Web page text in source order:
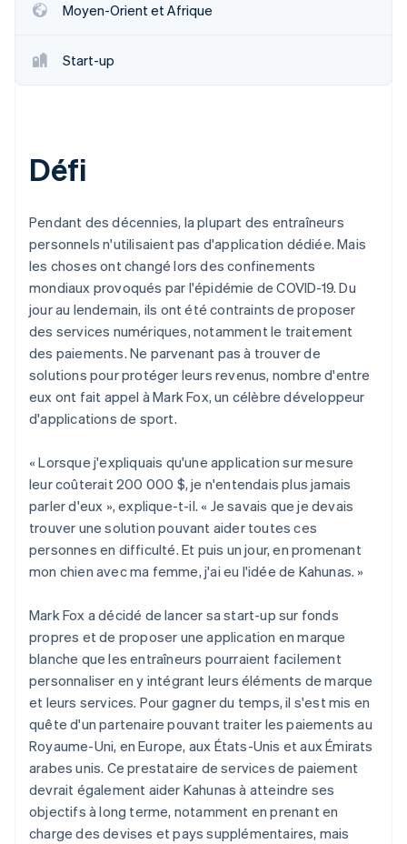
Découvrez les prochaines évolutions
Prévention de la fraude
Atlas
Identity
Stripe Sessions 2026
Découvrez comment Stripe construit l’infrastructure
Regarder la vidéo
Commerce en ligne
Moyen-Orient et Afrique
Start-up
Défi
Pendant des décennies, la plupart des entraîneurs
personnels n'utilisaient pas d'application dédiée. Mais
les choses ont changé lors des confinements
mondiaux provoqués par l'épidémie de COVID-19. Du
jour au lendemain, ils ont été contraints de proposer
des services numériques, notamment le traitement
des paiements. Ne parvenant pas à trouver de
solutions pour protéger leurs revenus, nombre d'entre
eux ont fait appel à Mark Fox, un célèbre développeur
d'applications de sport.
« Lorsque j'expliquais qu'une application sur mesure
leur coûterait 200 000 $, je n'entendais plus jamais
parler d'eux », explique-t-il. « Je savais que je devais
trouver une solution pouvant aider toutes ces
personnes en difficulté. Et puis un jour, en promenant
mon chien avec ma femme, j'ai eu l'idée de Kahunas. »
Mark Fox a décidé de lancer sa start-up sur fonds
propres et de proposer une application en marque
blanche que les entraîneurs pourraient facilement
personnaliser en y intégrant leurs éléments de marque
et leurs services. Pour gagner du temps, il s'est mis en
quête d'un partenaire pouvant traiter les paiements au
Royaume-Uni, en Europe, aux États-Unis et aux Émirats
arabes unis. Ce prestataire de services de paiement
devrait également aider Kahunas à atteindre ses
objectifs à long terme, notamment en prenant en
charge des devises et pays supplémentaires, mais